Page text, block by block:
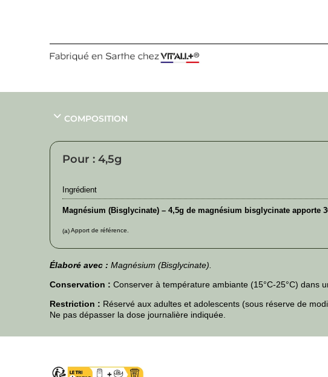
COMPOSITION
Pour : 4,5g
Ingrédient
Magnésium (Bisglycinate) – 4,5g de magnésium bisglycinate apporte
(a)Apport de référence.
Élaboré avec : Magnésium (Bisglycinate).
Conservation : Conserver à température ambiante (15°C-25°C) dans
Restriction : Réservé aux adultes et adolescents (sous réserve de
Ne pas dépasser la dose journalière indiquée.